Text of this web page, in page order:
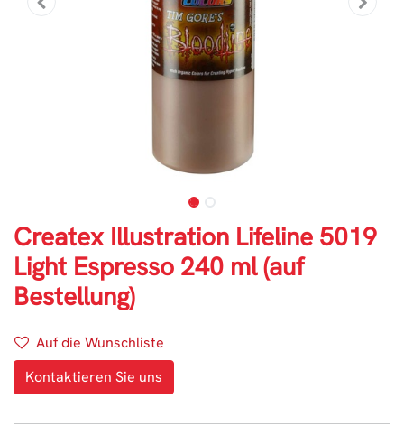
Createx Illustration Lifeline 5019
Light Espresso 240 ml (auf
Bestellung)
Auf die Wunschliste
Kontaktieren Sie uns